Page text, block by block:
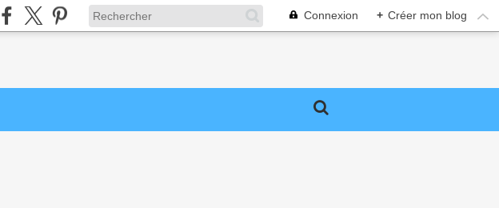
Connexion + Créer mon blog